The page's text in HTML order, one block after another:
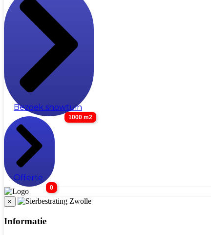
Bezoek showtuin
1000 m2
Offerte
0
×
Informatie